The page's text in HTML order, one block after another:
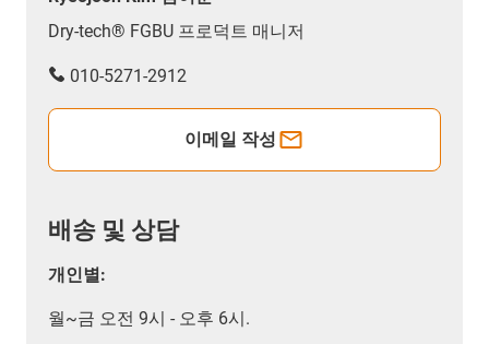
Dry-tech® FGBU 프로덕트 매니저
010-5271-2912
이메일 작성
배송 및 상담
개인별:
월~금 오전 9시 - 오후 6시.